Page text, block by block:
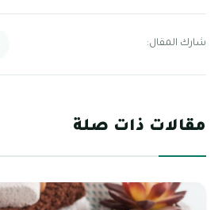
شارك المقال:
مقالات ذات صلة